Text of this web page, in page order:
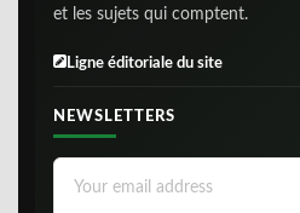
et les sujets qui comptent.
Ligne éditoriale du site
NEWSLETTERS